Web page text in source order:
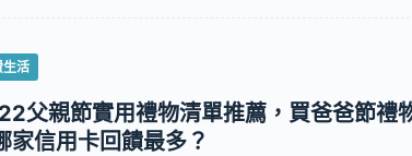
生活
父親節實用禮物清單推薦，買爸爸節禮
家信用卡回饋最多？